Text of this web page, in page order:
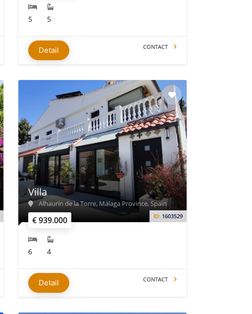
5 5
Detail CONTACT
€ 939.000 ID: 1603529
Villa
Alhaurín de la Torre, Málaga Province, Spain
6 4
Detail CONTACT